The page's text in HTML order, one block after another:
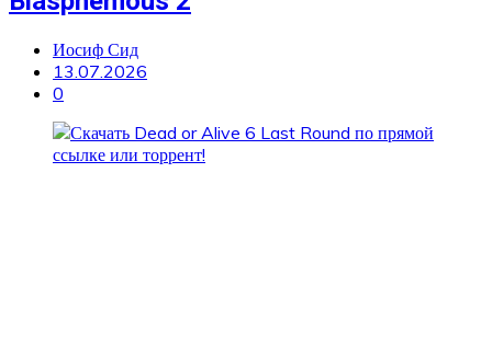
Иосиф Сид
13.07.2026
0